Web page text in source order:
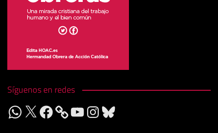
Síguenos en redes
WhatsApp
X Facebook YouTubeInstagram
Bluesky